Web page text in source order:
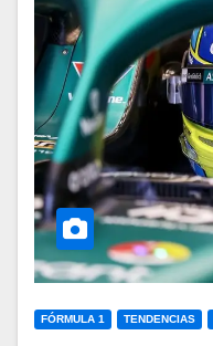
FÓRMULA 1 TENDENCIAS